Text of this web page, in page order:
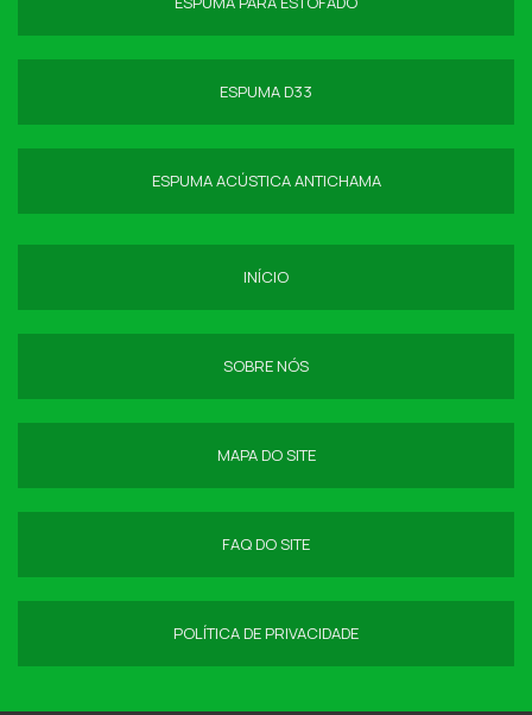
ESPUMA D33
ESPUMA ACÚSTICA ANTICHAMA
INÍCIO
SOBRE NÓS
MAPA DO SITE
FAQ DO SITE
POLÍTICA DE PRIVACIDADE